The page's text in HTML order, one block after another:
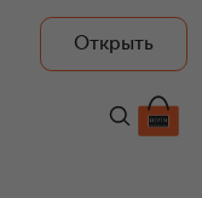
Открыть
4 570 ₽